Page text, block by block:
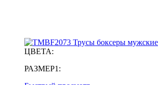
ЦВЕТА:
РАЗМЕР1: